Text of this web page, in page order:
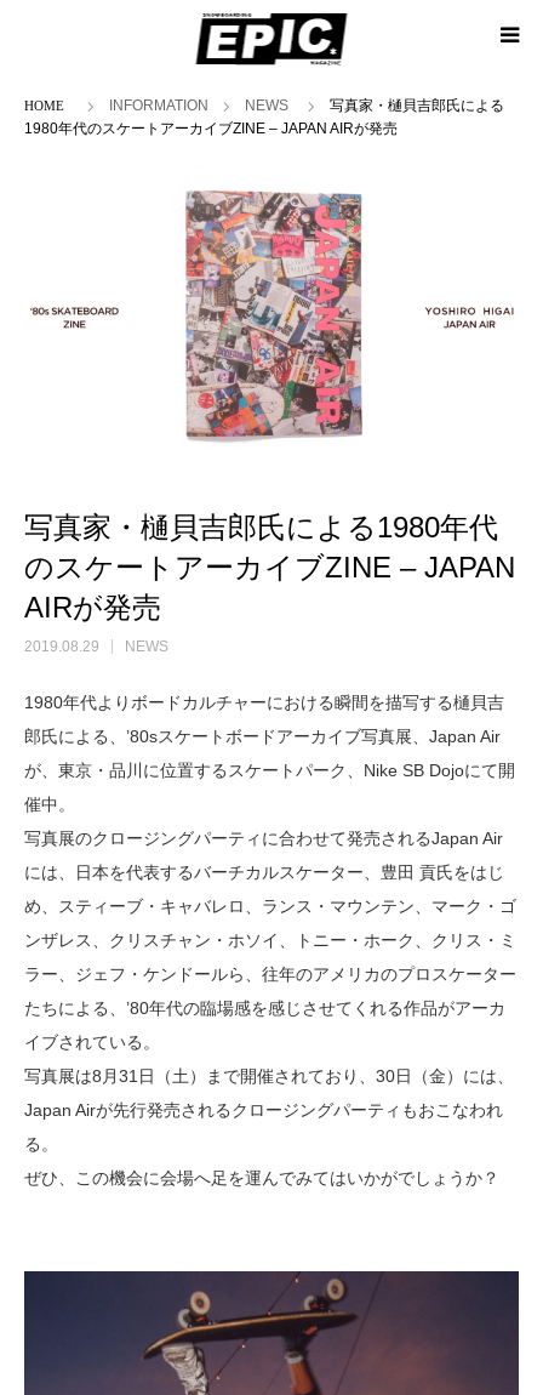
ホームINFORMATION NEWS
写真家・樋貝吉郎氏による
1980年代のスケートアーカイブZINE – JAPAN AIRが発売
写真家・樋貝吉郎氏による1980年代
のスケートアーカイブZINE – JAPAN
AIRが発売
2019.08.29 NEWS
1980年代よりボードカルチャーにおける瞬間を描写する樋貝吉
郎氏による、’80sスケートボードアーカイブ写真展、Japan Air
が、東京・品川に位置するスケートパーク、Nike SB Dojoにて開
催中。
写真展のクロージングパーティに合わせて発売されるJapan Air
には、日本を代表するバーチカルスケーター、豊田 貢氏をはじ
め、スティーブ・キャバレロ、ランス・マウンテン、マーク・ゴ
ンザレス、クリスチャン・ホソイ、トニー・ホーク、クリス・ミ
ラー、ジェフ・ケンドールら、往年のアメリカのプロスケーター
たちによる、’80年代の臨場感を感じさせてくれる作品がアーカ
イブされている。
写真展は8月31日（土）まで開催されており、30日（金）には、
Japan Airが先行発売されるクロージングパーティもおこなわれ
る。
ぜひ、この機会に会場へ足を運んでみてはいかがでしょうか？